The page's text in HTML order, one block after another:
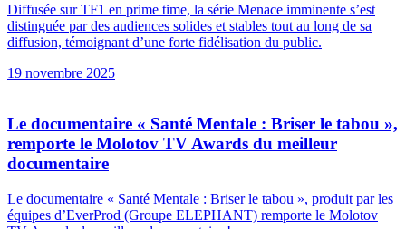
Diffusée sur TF1 en prime time, la série Menace imminente s’est
distinguée par des audiences solides et stables tout au long de sa
diffusion, témoignant d’une forte fidélisation du public.
19 novembre 2025
Le documentaire « Santé Mentale : Briser le tabou »,
remporte le Molotov TV Awards du meilleur
documentaire
Le documentaire « Santé Mentale : Briser le tabou », produit par les
équipes d’EverProd (Groupe ELEPHANT) remporte le Molotov